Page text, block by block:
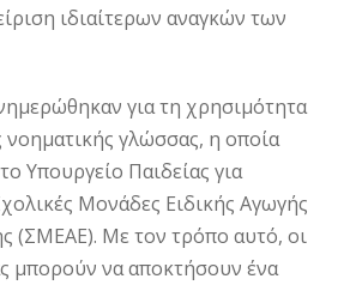
ιδιαίτερων αναγκών των
για τη χρησιμότητα
γλώσσας, η οποία
Υπουργείο Παιδείας για
Μονάδες Ειδικής Αγωγής
(ΣΜΕΑΕ). Με τον τρόπο αυτό, οι
μπορούν να αποκτήσουν ένα